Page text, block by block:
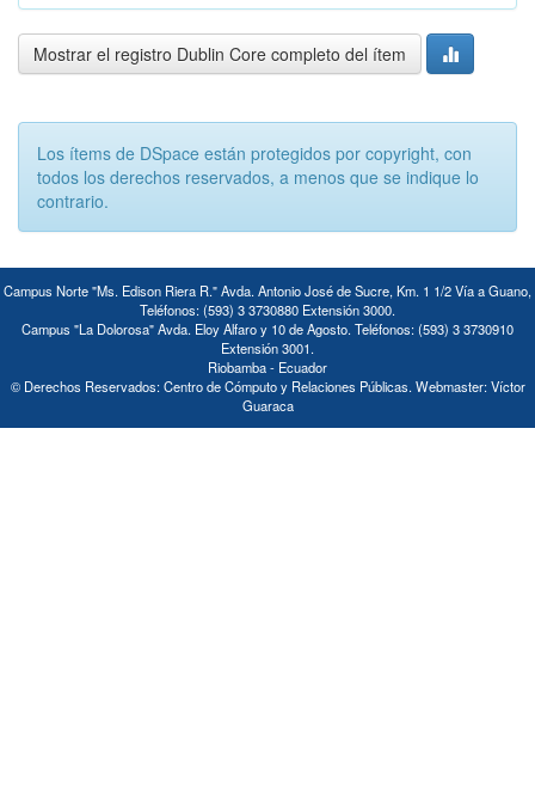
Mostrar el registro Dublin Core completo del ítem
Los ítems de DSpace están protegidos por copyright, con
todos los derechos reservados, a menos que se indique lo
contrario.
Campus Norte "Ms. Edison Riera R." Avda. Antonio José de Sucre, Km. 1 1/2 Vía a Guano,
Teléfonos: (593) 3 3730880 Extensión 3000.
Campus "La Dolorosa" Avda. Eloy Alfaro y 10 de Agosto. Teléfonos: (593) 3 3730910
Extensión 3001.
Riobamba - Ecuador
© Derechos Reservados: Centro de Cómputo y Relaciones Públicas. Webmaster: Víctor
Guaraca